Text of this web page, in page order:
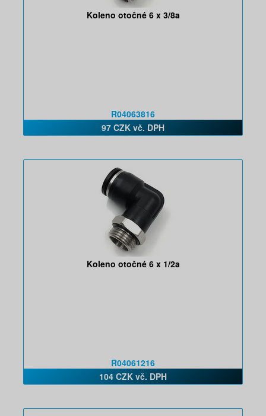
Koleno otočné 6 x 3/8a
R04063816
97 CZK vč. DPH
Koleno otočné 6 x 1/2a
R04061216
104 CZK vč. DPH